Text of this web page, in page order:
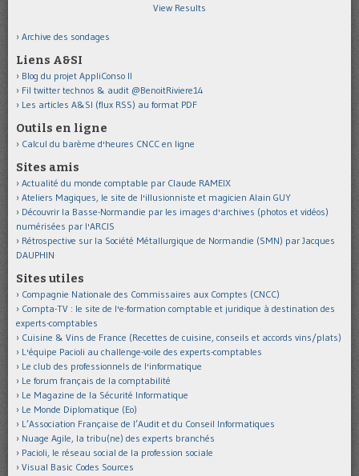
View Results
Archive des sondages
Liens A&SI
Blog du projet AppliConso II
Fil twitter technos & audit @BenoitRiviere14
Les articles A&SI (flux RSS) au format PDF
Outils en ligne
Calcul du barème d'heures CNCC en ligne
Sites amis
Actualité du monde comptable par Claude RAMEIX
Ateliers Magiques, le site de l'illusionniste et magicien Alain GUY
Découvrir la Basse-Normandie par les images d'archives (photos et vidéos)
numérisées par l'ARCIS
Rétrospective sur la Société Métallurgique de Normandie (SMN) par Jacques
DAUPHIN
Sites utiles
Compagnie Nationale des Commissaires aux Comptes (CNCC)
Compta-TV : le site de l'e-formation comptable et juridique à destination des
experts-comptables
Cuisine & Vins de France (Recettes de cuisine, conseils et accords vins/plats)
L'équipe Pacioli au challenge-voile des experts-comptables
Le club des professionnels de l'informatique
Le forum français de la comptabilité
Le Magazine de la Sécurité Informatique
Le Monde Diplomatique (Eo)
L’Association Française de l’Audit et du Conseil Informatiques
Nuage Agile, la tribu(ne) des experts branchés
Pacioli, le réseau social de la profession sociale
Visual Basic Codes Sources